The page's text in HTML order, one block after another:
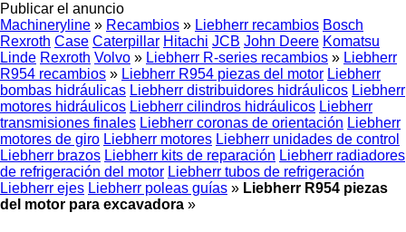
Publicar el anuncio
Machineryline » Recambios » Liebherr recambios Bosch
Rexroth Case Caterpillar Hitachi JCB John Deere Komatsu
Linde Rexroth Volvo » Liebherr R-series recambios » Liebherr
R954 recambios » Liebherr R954 piezas del motor Liebherr
bombas hidráulicas Liebherr distribuidores hidráulicos Liebherr
motores hidráulicos Liebherr cilindros hidráulicos Liebherr
transmisiones finales Liebherr coronas de orientación Liebherr
motores de giro Liebherr motores Liebherr unidades de control
Liebherr brazos Liebherr kits de reparación Liebherr radiadores
de refrigeración del motor Liebherr tubos de refrigeración
Liebherr ejes Liebherr poleas guías » Liebherr R954 piezas
del motor para excavadora »